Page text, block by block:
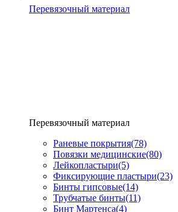
Перевязочный материал
Перевязочный материал
Раневые покрытия(78)
Повязки медицинские(80)
Лейкопластыри(5)
Фиксирующие пластыри(23)
Бинты гипсовые(14)
Трубчатые бинты(11)
Бинт Мартенса(4)